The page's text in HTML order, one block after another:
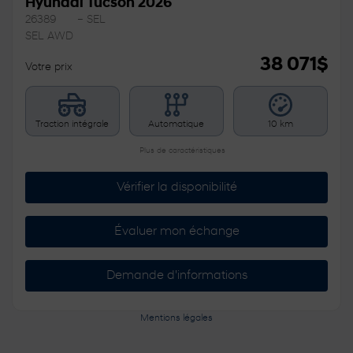
Hyundai Tucson 2026
26389
– SEL
SEL AWD
Votre prix 38 071$
Traction intégrale Automatique 10 km
Plus de caractéristiques
Vérifier la disponibilité
Évaluer mon échange
Demande d'informations
Mentions légales